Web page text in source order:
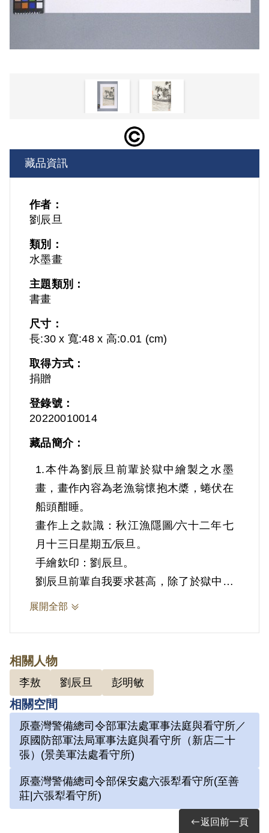
藏品資訊
作者：
劉辰旦
類別：
水墨畫
主題類別：
書畫
尺寸：
長:30 x 寬:48 x 高:0.01 (cm)
取得方式：
捐贈
登錄號：
20220010014
藏品簡介：
1.本件為劉辰旦前輩於獄中繪製之水墨
畫，畫作內容為老漁翁懷抱木槳，蜷伏在
船頭酣睡。
畫作上之款識：秋江漁隱圖∕六十二年七
月十三日星期五∕辰旦。
手繪欽印：劉辰旦。
劉辰旦前輩自我要求甚高，除了於獄中苦
練書法外，還臨摹八大山人、沈周、齊白
冊中南宋畫家馬遠的《宋馬遠畫秋江漁
隱》。
本件圖中老翁於扁舟上打盹休息的愜意神
態，劉辰旦前輩藉此表達希望自己也能如
此悠閒自若的心情。
參考資料：
劉辰旦前輩口述第六次訪問紀錄，2023
展開全部
相關人物
李敖 劉辰旦 彭明敏
相關空間
原臺灣警備總司令部軍法處軍事法庭與看守所／
原國防部軍法局軍事法庭與看守所（新店二十
張）(景美軍法處看守所)
原臺灣警備總司令部保安處六張犁看守所(至善
莊|六張犁看守所)
返回前一頁